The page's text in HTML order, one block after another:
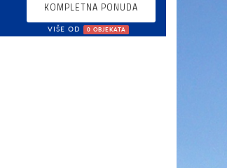
KOMPLETNA PONUDA
VIŠE OD 0 OBJEKATA